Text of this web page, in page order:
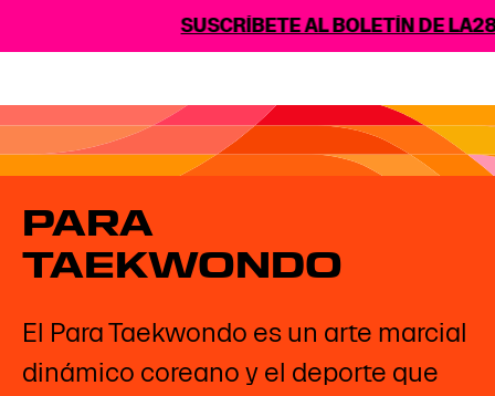
SUSCRÍBETE AL BOLETÍN DE LA28
PARA
TAEKWONDO
El Para Taekwondo es un arte marcial
dinámico coreano y el deporte que